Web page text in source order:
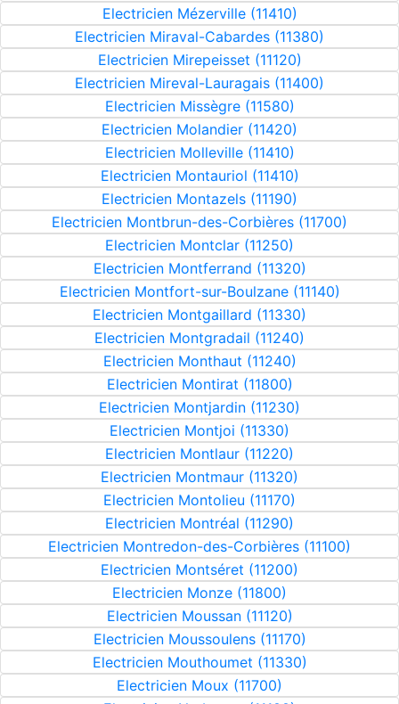
Electricien Mézerville (11410)
Electricien Miraval-Cabardes (11380)
Electricien Mirepeisset (11120)
Electricien Mireval-Lauragais (11400)
Electricien Missègre (11580)
Electricien Molandier (11420)
Electricien Molleville (11410)
Electricien Montauriol (11410)
Electricien Montazels (11190)
Electricien Montbrun-des-Corbières (11700)
Electricien Montclar (11250)
Electricien Montferrand (11320)
Electricien Montfort-sur-Boulzane (11140)
Electricien Montgaillard (11330)
Electricien Montgradail (11240)
Electricien Monthaut (11240)
Electricien Montirat (11800)
Electricien Montjardin (11230)
Electricien Montjoi (11330)
Electricien Montlaur (11220)
Electricien Montmaur (11320)
Electricien Montolieu (11170)
Electricien Montréal (11290)
Electricien Montredon-des-Corbières (11100)
Electricien Montséret (11200)
Electricien Monze (11800)
Electricien Moussan (11120)
Electricien Moussoulens (11170)
Electricien Mouthoumet (11330)
Electricien Moux (11700)